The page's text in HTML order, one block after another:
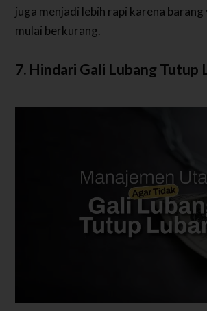
juga menjadi lebih rapi karena
mulai berkurang.
7. Hindari Gali Lubang Tutup